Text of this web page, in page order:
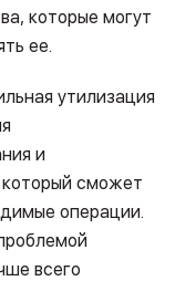
которые могут
ее.
утилизация
и
который сможет
операции.
всего